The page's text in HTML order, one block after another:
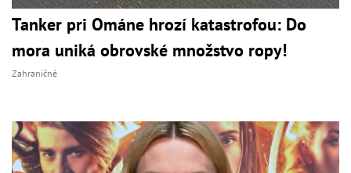
Tanker pri Ománe hrozí katastrofou: Do
mora uniká obrovské množstvo ropy!
Zahraničné